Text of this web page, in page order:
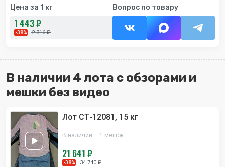
Цена за 1 кг
1 443 ₽
-38% 2 316 ₽
Вопрос по товару
В наличии 4 лота с обзорами и
мешки без видео
Лот СТ-12081, 15 кг
В наличии – 1 мешок
21 641 ₽
-38% 34 740 ₽